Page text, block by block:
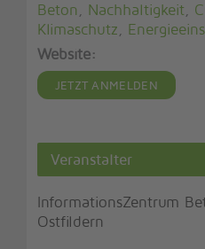
Beton , Nachhaltigkeit,
Klimaschutz,
Website:
Veranstalter
InformationsZentrum
Ostfildern